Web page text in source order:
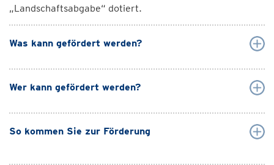
„Landschaftsabgabe“ dotiert.
Was kann gefördert werden?
Wer kann gefördert werden?
So kommen Sie zur Förderung